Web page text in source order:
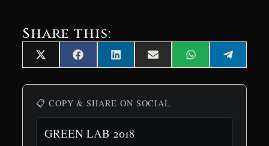
Share this:
Share
on
X
(Twitter)
Share
on
FacebookShare
on
LinkedInShare
on
Email Share
on
WhatsAppShare
on
📋 COPY & SHARE ON SOCIAL